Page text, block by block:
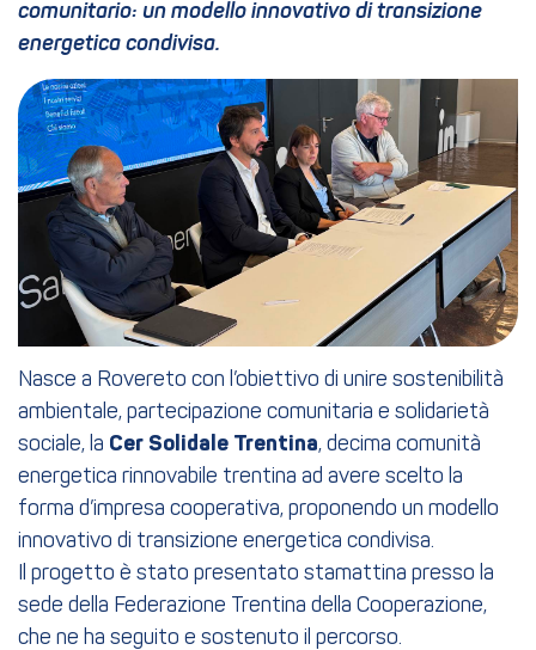
comunitario: un modello innovativo di transizione
energetica condivisa.
Nasce a Rovereto con l’obiettivo di unire sostenibilità
ambientale, partecipazione comunitaria e solidarietà
sociale, la Cer Solidale Trentina, decima comunità
energetica rinnovabile trentina ad avere scelto la
forma d’impresa cooperativa, proponendo un modello
innovativo di transizione energetica condivisa.
Il progetto è stato presentato stamattina presso la
sede della Federazione Trentina della Cooperazione,
che ne ha seguito e sostenuto il percorso.